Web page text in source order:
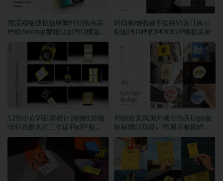
潮流褶皱破损透明塑料贴纸包装
样机mockup智能贴图PSD模版设
计素材
时尚购物纸袋手提袋VI设计展示
贴图PSD样机MOCKUP模板素材
12款小众VI品牌设计购物纸袋咖
啡杯画册名片工作证iPad平板
MacBook电脑iPhone手机贴图
45款欧美风国外城市街头Logo徽
标标牌灯箱设计PS展示贴图样机
模板